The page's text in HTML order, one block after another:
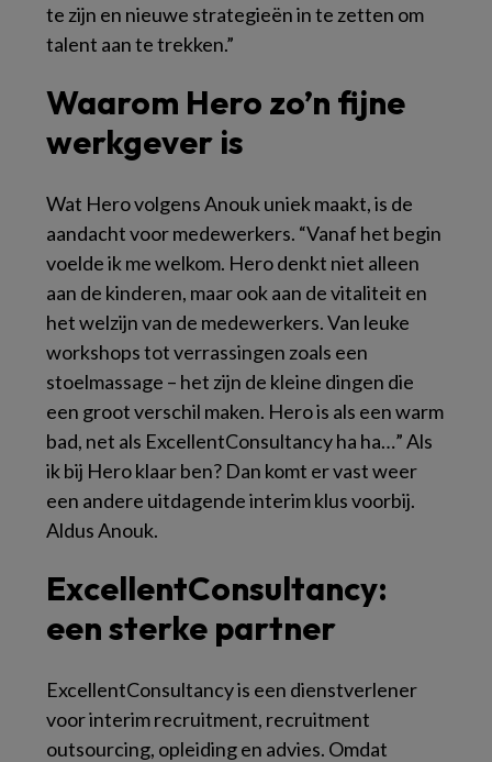
te zijn en nieuwe strategieën in te zetten om
talent aan te trekken.”
Waarom Hero zo’n fijne
werkgever is
Wat Hero volgens Anouk uniek maakt, is de
aandacht voor medewerkers. “Vanaf het begin
voelde ik me welkom. Hero denkt niet alleen
aan de kinderen, maar ook aan de vitaliteit en
het welzijn van de medewerkers. Van leuke
workshops tot verrassingen zoals een
stoelmassage – het zijn de kleine dingen die
een groot verschil maken. Hero is als een warm
bad, net als ExcellentConsultancy ha ha…” Als
ik bij Hero klaar ben? Dan komt er vast weer
een andere uitdagende interim klus voorbij.
Aldus Anouk.
ExcellentConsultancy:
een sterke partner
ExcellentConsultancy is een dienstverlener
voor interim recruitment, recruitment
outsourcing, opleiding en advies. Omdat